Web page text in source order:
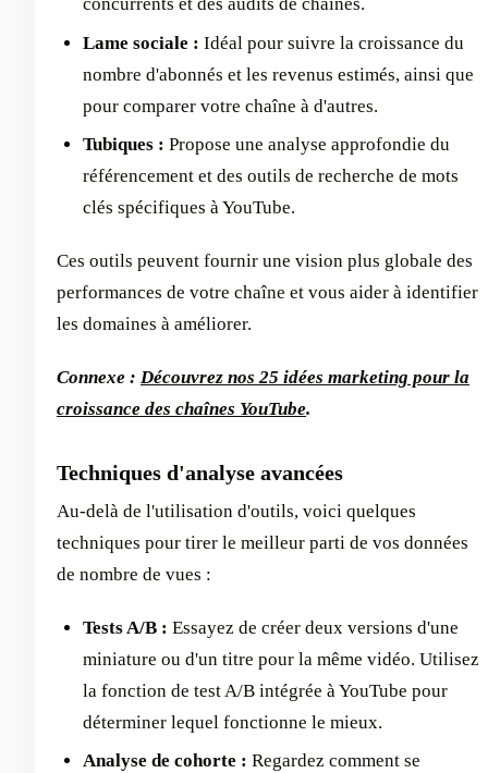
Lame sociale : Idéal pour suivre la croissance du
nombre d'abonnés et les revenus estimés, ainsi que
pour comparer votre chaîne à d'autres.
Tubiques : Propose une analyse approfondie du
référencement et des outils de recherche de mots
clés spécifiques à YouTube.
Ces outils peuvent fournir une vision plus globale des
performances de votre chaîne et vous aider à identifier
les domaines à améliorer.
Connexe : Découvrez nos 25 idées marketing pour la
croissance des chaînes YouTube.
Techniques d'analyse avancées
Au-delà de l'utilisation d'outils, voici quelques
techniques pour tirer le meilleur parti de vos données
de nombre de vues :
Tests A/B : Essayez de créer deux versions d'une
miniature ou d'un titre pour la même vidéo. Utilisez
la fonction de test A/B intégrée à YouTube pour
déterminer lequel fonctionne le mieux.
Analyse de cohorte : Regardez comment se